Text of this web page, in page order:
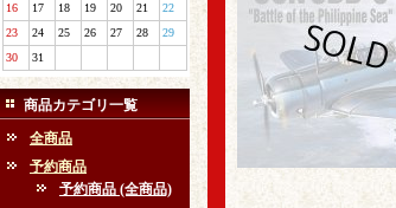
16
17 18 19 20 21
22
23
24 25 26 27 28
29
30
31
商品カテゴリ一覧
全商品
予約商品
予約商品 (全商品)